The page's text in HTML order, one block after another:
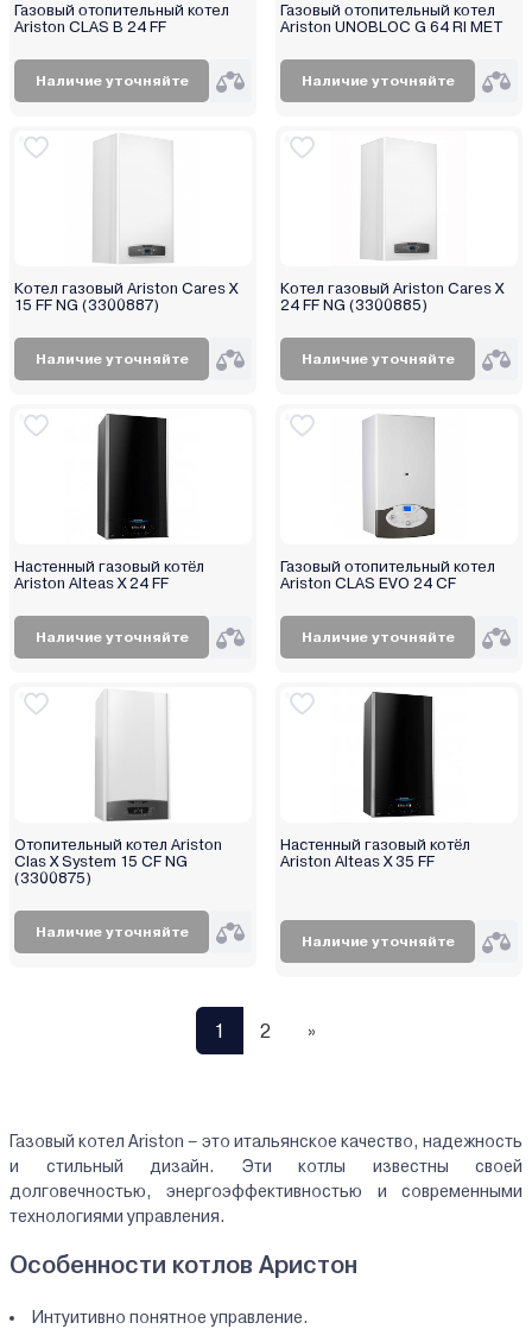
Газовый отопительный котел
Ariston CLAS B 24 FF
Наличие уточняйте
Газовый отопительный котел
Ariston UNOBLOC G 64 RI MET
Наличие уточняйте
Котел газовый Ariston Cares X
15 FF NG (3300887)
Наличие уточняйте
Котел газовый Ariston Cares X
24 FF NG (3300885)
Наличие уточняйте
Настенный газовый котёл
Ariston Alteas X 24 FF
Наличие уточняйте
Газовый отопительный котел
Ariston CLAS EVO 24 CF
Наличие уточняйте
Отопительный котел Ariston
Clas X System 15 CF NG
(3300875)
Наличие уточняйте
Настенный газовый котёл
Ariston Alteas X 35 FF
Наличие уточняйте
1 2 »
Газовый котел Ariston – это итальянское качество, надежность
и стильный дизайн. Эти котлы известны своей
долговечностью, энергоэффективностью и современными
технологиями управления.
Особенности котлов Аристон
Интуитивно понятное управление.